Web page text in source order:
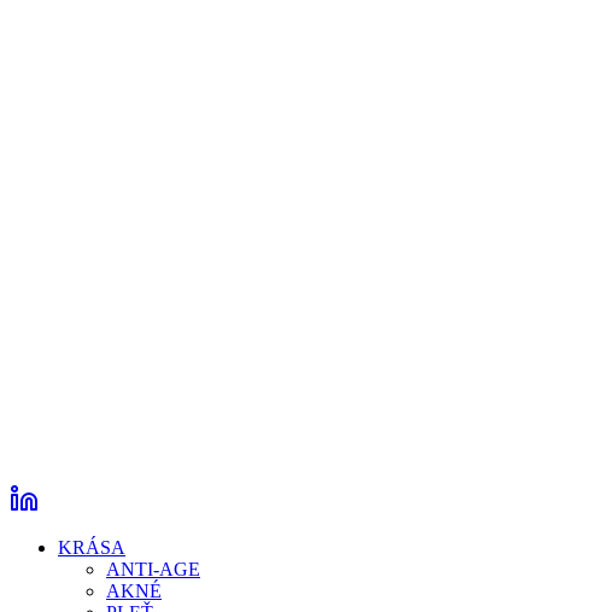
KRÁSA
ANTI-AGE
AKNÉ